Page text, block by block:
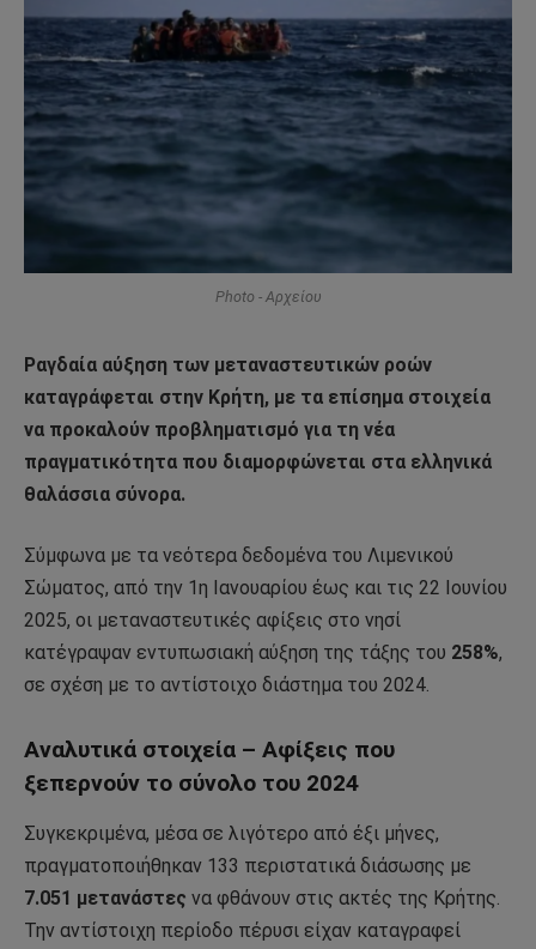
Photo - Αρχείου
Ραγδαία αύξηση των μεταναστευτικών ροών
καταγράφεται στην Κρήτη, με τα επίσημα στοιχεία
να προκαλούν προβληματισμό για τη νέα
πραγματικότητα που διαμορφώνεται στα ελληνικά
θαλάσσια σύνορα.
Σύμφωνα με τα νεότερα δεδομένα του Λιμενικού
Σώματος, από την 1η Ιανουαρίου έως και τις 22 Ιουνίου
2025, οι μεταναστευτικές αφίξεις στο νησί
κατέγραψαν εντυπωσιακή αύξηση της τάξης του 258%,
σε σχέση με το αντίστοιχο διάστημα του 2024.
Αναλυτικά στοιχεία – Αφίξεις που
ξεπερνούν το σύνολο του 2024
Συγκεκριμένα, μέσα σε λιγότερο από έξι μήνες,
πραγματοποιήθηκαν 133 περιστατικά διάσωσης με
7.051 μετανάστες να φθάνουν στις ακτές της Κρήτης.
Την αντίστοιχη περίοδο πέρυσι είχαν καταγραφεί